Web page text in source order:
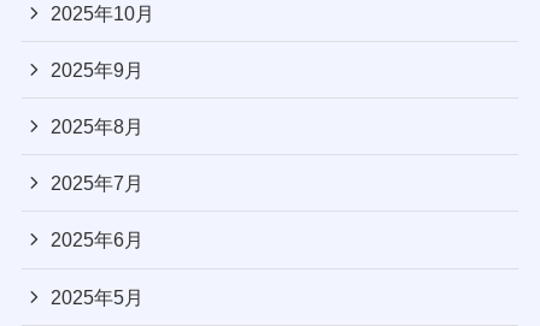
2025年10月
2025年9月
2025年8月
2025年7月
2025年6月
2025年5月